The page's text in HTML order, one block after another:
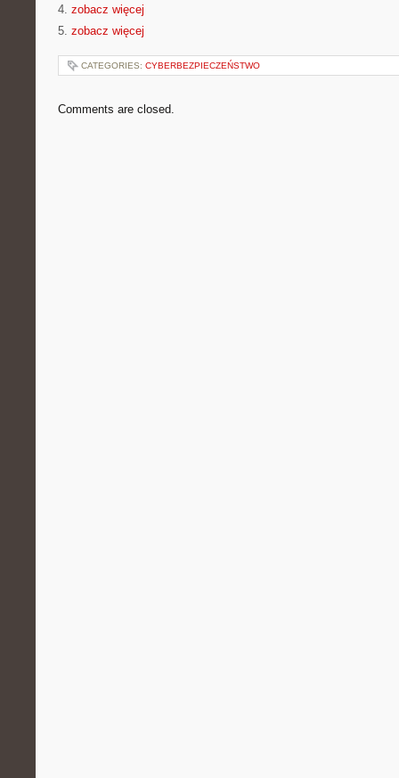
4. zobacz więcej
5. zobacz więcej
CATEGORIES: CYBERBEZPIECZEŃSTWO
Comments are closed.